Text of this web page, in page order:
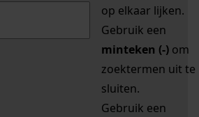
op elkaar lijken.
Gebruik een
minteken (-) om
zoektermen uit te
sluiten.
Gebruik een